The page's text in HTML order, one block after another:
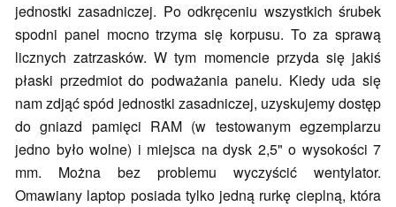
jednostki zasadniczej. Po odkręceniu wszystkich śrubek
spodni panel mocno trzyma się korpusu. To za sprawą
licznych zatrzasków. W tym momencie przyda się jakiś
płaski przedmiot do podważania panelu. Kiedy uda się
nam zdjąć spód jednostki zasadniczej, uzyskujemy dostęp
do gniazd pamięci RAM (w testowanym egzemplarzu
jedno było wolne) i miejsca na dysk 2,5" o wysokości 7
mm. Można bez problemu wyczyścić wentylator.
Omawiany laptop posiada tylko jedną rurkę cieplną, która